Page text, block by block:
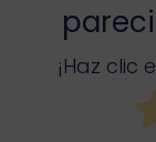
¡Haz clic